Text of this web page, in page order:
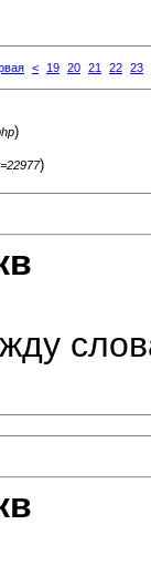
< 19 20 21 22 23
)
)